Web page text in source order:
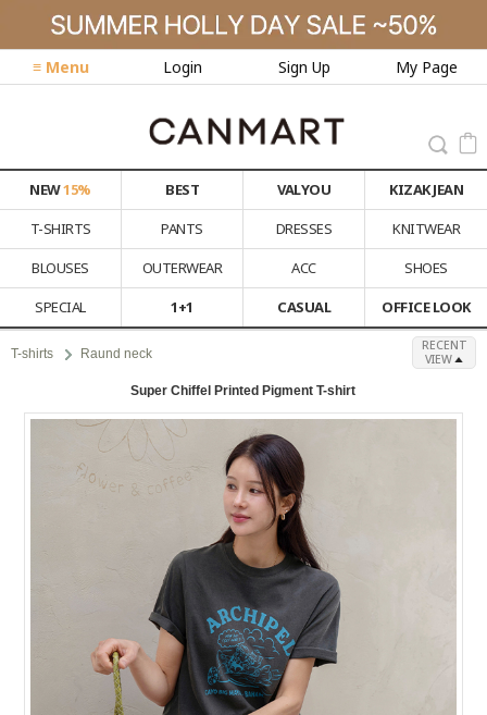
≡ Menu Login Sign Up My Page
NEW15% BEST VALYOU
KIZAK JEAN
T-SHIRTS
PANTS DRESSES
KNITWEAR
BLOUSES
OUTERWEAR ACC
SHOES
SPECIAL
1+1 CASUAL OFFICE LOOK
T-shirts Raund neck
RECENT
VIEW
Super Chiffel Printed Pigment T-shirt